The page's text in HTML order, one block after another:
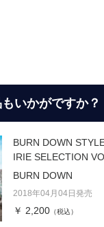
いかがですか？
BURN DOWN
IRIE SELECTION
BURN DOWN
2018年04月04日発売
￥ 2,200 （税込）